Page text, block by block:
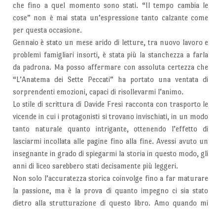
che fino a quel momento sono stati. “Il tempo cambia le
cose” non è mai stata un’espressione tanto calzante come
per questa occasione.
Gennaio è stato un mese arido di letture, tra nuovo lavoro e
problemi famigliari insorti, è stata più la stanchezza a farla
da padrona. Ma posso affermare con assoluta certezza che
“L’Anatema dei Sette Peccati” ha portato una ventata di
sorprendenti emozioni, capaci di risollevarmi l’animo.
Lo stile di scrittura di Davide Fresi racconta con trasporto le
vicende in cui i protagonisti si trovano invischiati, in un modo
tanto naturale quanto intrigante, ottenendo l’effetto di
lasciarmi incollata alle pagine fino alla fine. Avessi avuto un
insegnante in grado di spiegarmi la storia in questo modo, gli
anni di liceo sarebbero stati decisamente più leggeri.
Non solo l’accuratezza storica coinvolge fino a far maturare
la passione, ma è la prova di quanto impegno ci sia stato
dietro alla strutturazione di questo libro. Amo quando mi